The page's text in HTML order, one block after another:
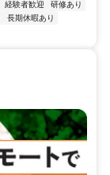
経験者歓迎
研修あり
長期休暇あり